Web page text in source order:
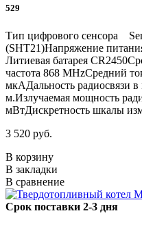
529
Тип цифрового сенсора
(SHT21)Напряжение
Литиевая батарея
частота 868 МHzСредний
мкАДальность радиосвязи
м.Излучаемая мощность
мВтДискретность шкалы
3 520 руб.
В корзину
В закладки
В сравнение
Срок поставки 2-3 дня